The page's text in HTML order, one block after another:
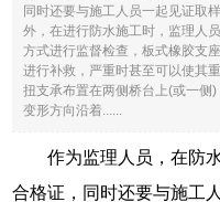
同时还要与施工人员一起见证取
外，在进行防水施工时，监理人
方式进行监督检查，板式橡胶支
进行补救，严重时甚至可以使其
扭支承布置在两侧桥台上(或一侧
变形方向沿着......
作为监理人员，在防
合格证，同时还要与施工